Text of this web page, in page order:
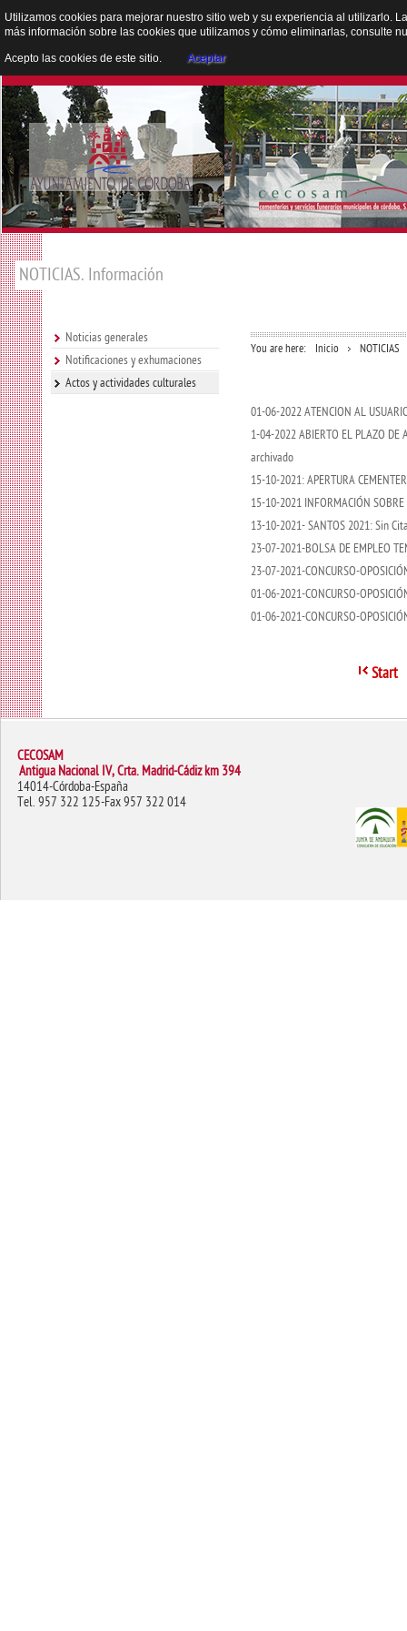
NOTICIAS. Información
Noticias generales
Notificaciones y exhumaciones
Actos y actividades culturales
You are here: Inicio NOTICIAS
01-06-2022 ATENCION AL
1-04-2022 ABIERTO EL PLAZO DE
archivado
15-10-2021: APERTURA
15-10-2021 INFORMACIÓN SOBRE
13-10-2021- SANTOS 2021: Sin
23-07-2021-BOLSA DE EMPLEO
23-07-2021-CONCURSO-
01-06-2021-CONCURSO-
01-06-2021-CONCURSO-
Start
CECOSAM
Antigua Nacional IV, Crta. Madrid-Cádiz km 394
14014-Córdoba-España
Tel. 957 322 125-Fax 957 322 014
Utilizamos cookies para mejorar nuestro sitio web y su experiencia al utilizarlo.
más información sobre las cookies que utilizamos y cómo eliminarlas, consulte
Acepto las cookies de este sitio. Aceptar